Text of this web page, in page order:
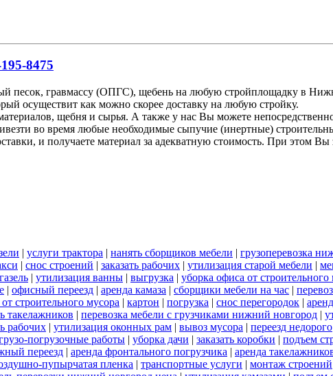
8475
песок, гравмассу (ОПГС), щебень на любую стройплощадку в
осуществит как можно скорее доставку на любую стройку.
щебня и сырья. А также у нас Вы можете
во время любые необходимые сыпучие (инертные)
и получаете материал за адекватную стоимость. При этом
| услуги трактора | нанять сборщиков мебели | грузоперевозка
| снос строений | заказать рабочих | утилизация старой мебели |
| утилизация ванны | выгрузка | уборка офиса от строительного
| офисный переезд | аренда камаза | сборщики мебели на час |
строительного мусора | картон | погрузка | снос перегородок |
такелажников | перевозка мебели с грузчиками нижний новгород |
рабочих | утилизация оконных рам | вывоз мусора | переезд недорого
погрузочные работы | уборка дачи | заказать коробки | подъем
переезд | аренда фронтального погрузчика | аренда
пупырчатая пленка | транспортные услуги | монтаж строений